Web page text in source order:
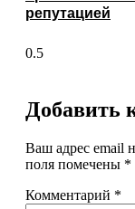
репутацией
Добавить
Ваш адрес email
поля помечены *
Комментарий *